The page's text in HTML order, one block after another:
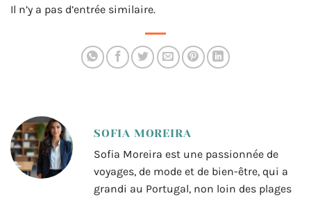
Il n’y a pas d’entrée similaire.
SOFIA MOREIRA
Sofia Moreira est une passionnée de
voyages, de mode et de bien-être, qui a
grandi au Portugal, non loin des plages